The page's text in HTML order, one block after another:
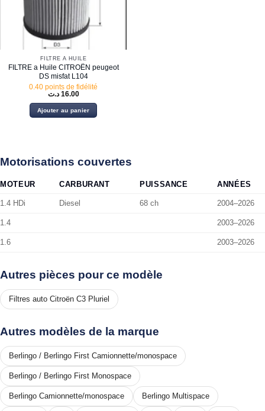
FILTRE À HUILE
FILTRE a Huile CITROËN peugeot
DS misfat L104
0.40 points de fidélité
16.00 د.ت
Ajouter au panier
Motorisations couvertes
MOTEUR CARBURANT PUISSANCE ANNÉES
1.4 HDi Diesel 68 ch 2004–2026
1.4 2003–2026
1.6 2003–2026
Autres pièces pour ce modèle
Filtres auto Citroën C3 Pluriel
Autres modèles de la marque
Berlingo / Berlingo First Camionnette/monospace
Berlingo / Berlingo First Monospace
Berlingo Camionnette/monospace Berlingo Multispace